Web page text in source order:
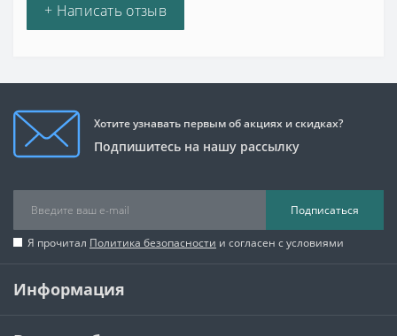
+ Написать отзыв
Хотите узнавать первым об акциях и скидках?
Подпишитесь на нашу рассылку
Подписаться
Я прочитал Политика безопасности и согласен с условиями
Информация